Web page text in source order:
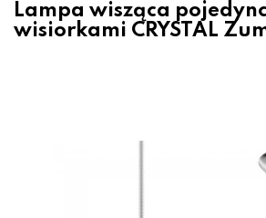
Lampa wisząca
wisiorkami CRYSTAL